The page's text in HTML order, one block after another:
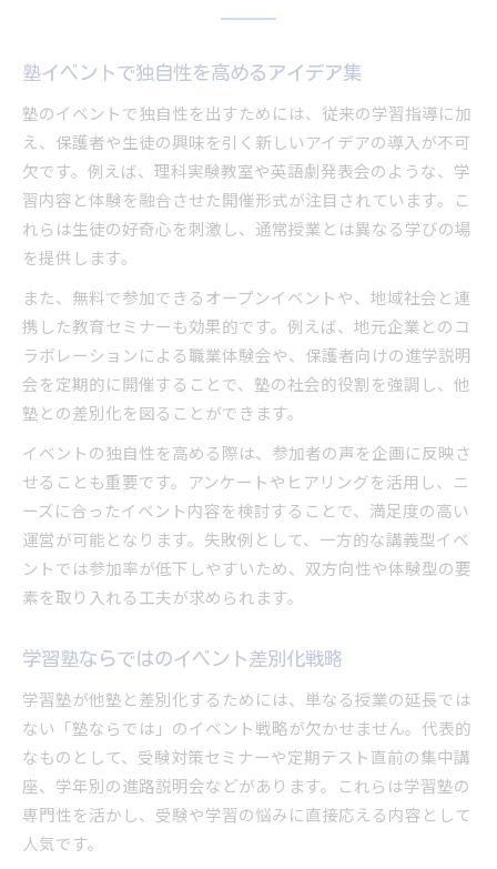
塾イベントで独自性を高めるアイデア集
塾のイベントで独自性を出すためには、従来の学習指導に加
え、保護者や生徒の興味を引く新しいアイデアの導入が不可
欠です。例えば、理科実験教室や英語劇発表会のような、学
習内容と体験を融合させた開催形式が注目されています。こ
れらは生徒の好奇心を刺激し、通常授業とは異なる学びの場
を提供します。
また、無料で参加できるオープンイベントや、地域社会と連
携した教育セミナーも効果的です。例えば、地元企業とのコ
ラボレーションによる職業体験会や、保護者向けの進学説明
会を定期的に開催することで、塾の社会的役割を強調し、他
塾との差別化を図ることができます。
イベントの独自性を高める際は、参加者の声を企画に反映さ
せることも重要です。アンケートやヒアリングを活用し、ニ
ーズに合ったイベント内容を検討することで、満足度の高い
運営が可能となります。失敗例として、一方的な講義型イベ
ントでは参加率が低下しやすいため、双方向性や体験型の要
素を取り入れる工夫が求められます。
学習塾ならではのイベント差別化戦略
学習塾が他塾と差別化するためには、単なる授業の延長では
ない「塾ならでは」のイベント戦略が欠かせません。代表的
なものとして、受験対策セミナーや定期テスト直前の集中講
座、学年別の進路説明会などがあります。これらは学習塾の
専門性を活かし、受験や学習の悩みに直接応える内容として
人気です。